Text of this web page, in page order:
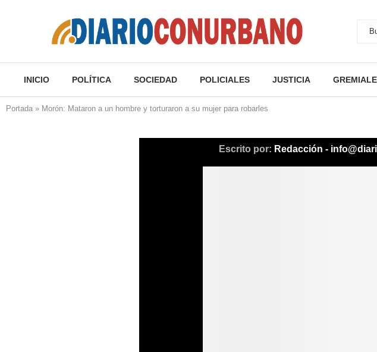
INICIO POLÍTICA SOCIEDAD POLICIALES JUSTICIA
Portada » Morón: Mataron a un hombre y torturaron a su mujer para robarles
Escrito por: Redacción -